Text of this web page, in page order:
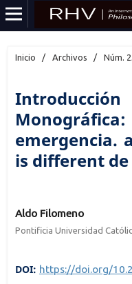
Inicio / Archivos / Núm.
emergencia.
is different de
Aldo Filomeno
Pontificia Universidad
DOI: https://doi.org/